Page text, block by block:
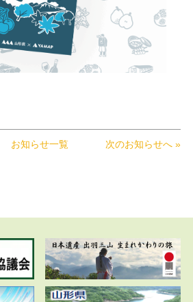
お知らせ一覧 次のお知らせへ »